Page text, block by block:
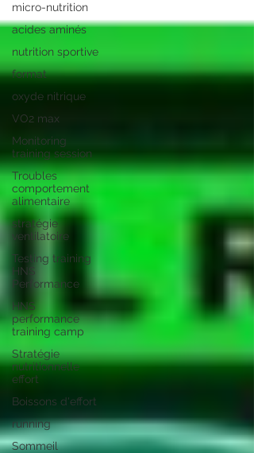
micro-nutrition
acides aminés
nutrition sportive
format
oxyde nitrique
VO2 max
Monitoring
training session
Troubles
comportement
alimentaire
stratégie
ventilatoire
Testing training
HNS
Performance
HNS
performance
training camp
Stratégie
nutritionnelle
effort
Boissons d'effort
running
Sommeil